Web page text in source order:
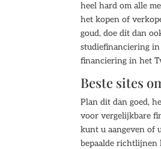
heel hard om alle
het kopen of
goud, doe dit dan
studiefinanciering
financiering in het
Beste sites
Plan dit dan goed,
voor vergelijkbare
kunt u aangeven of
bepaalde richtlijnen